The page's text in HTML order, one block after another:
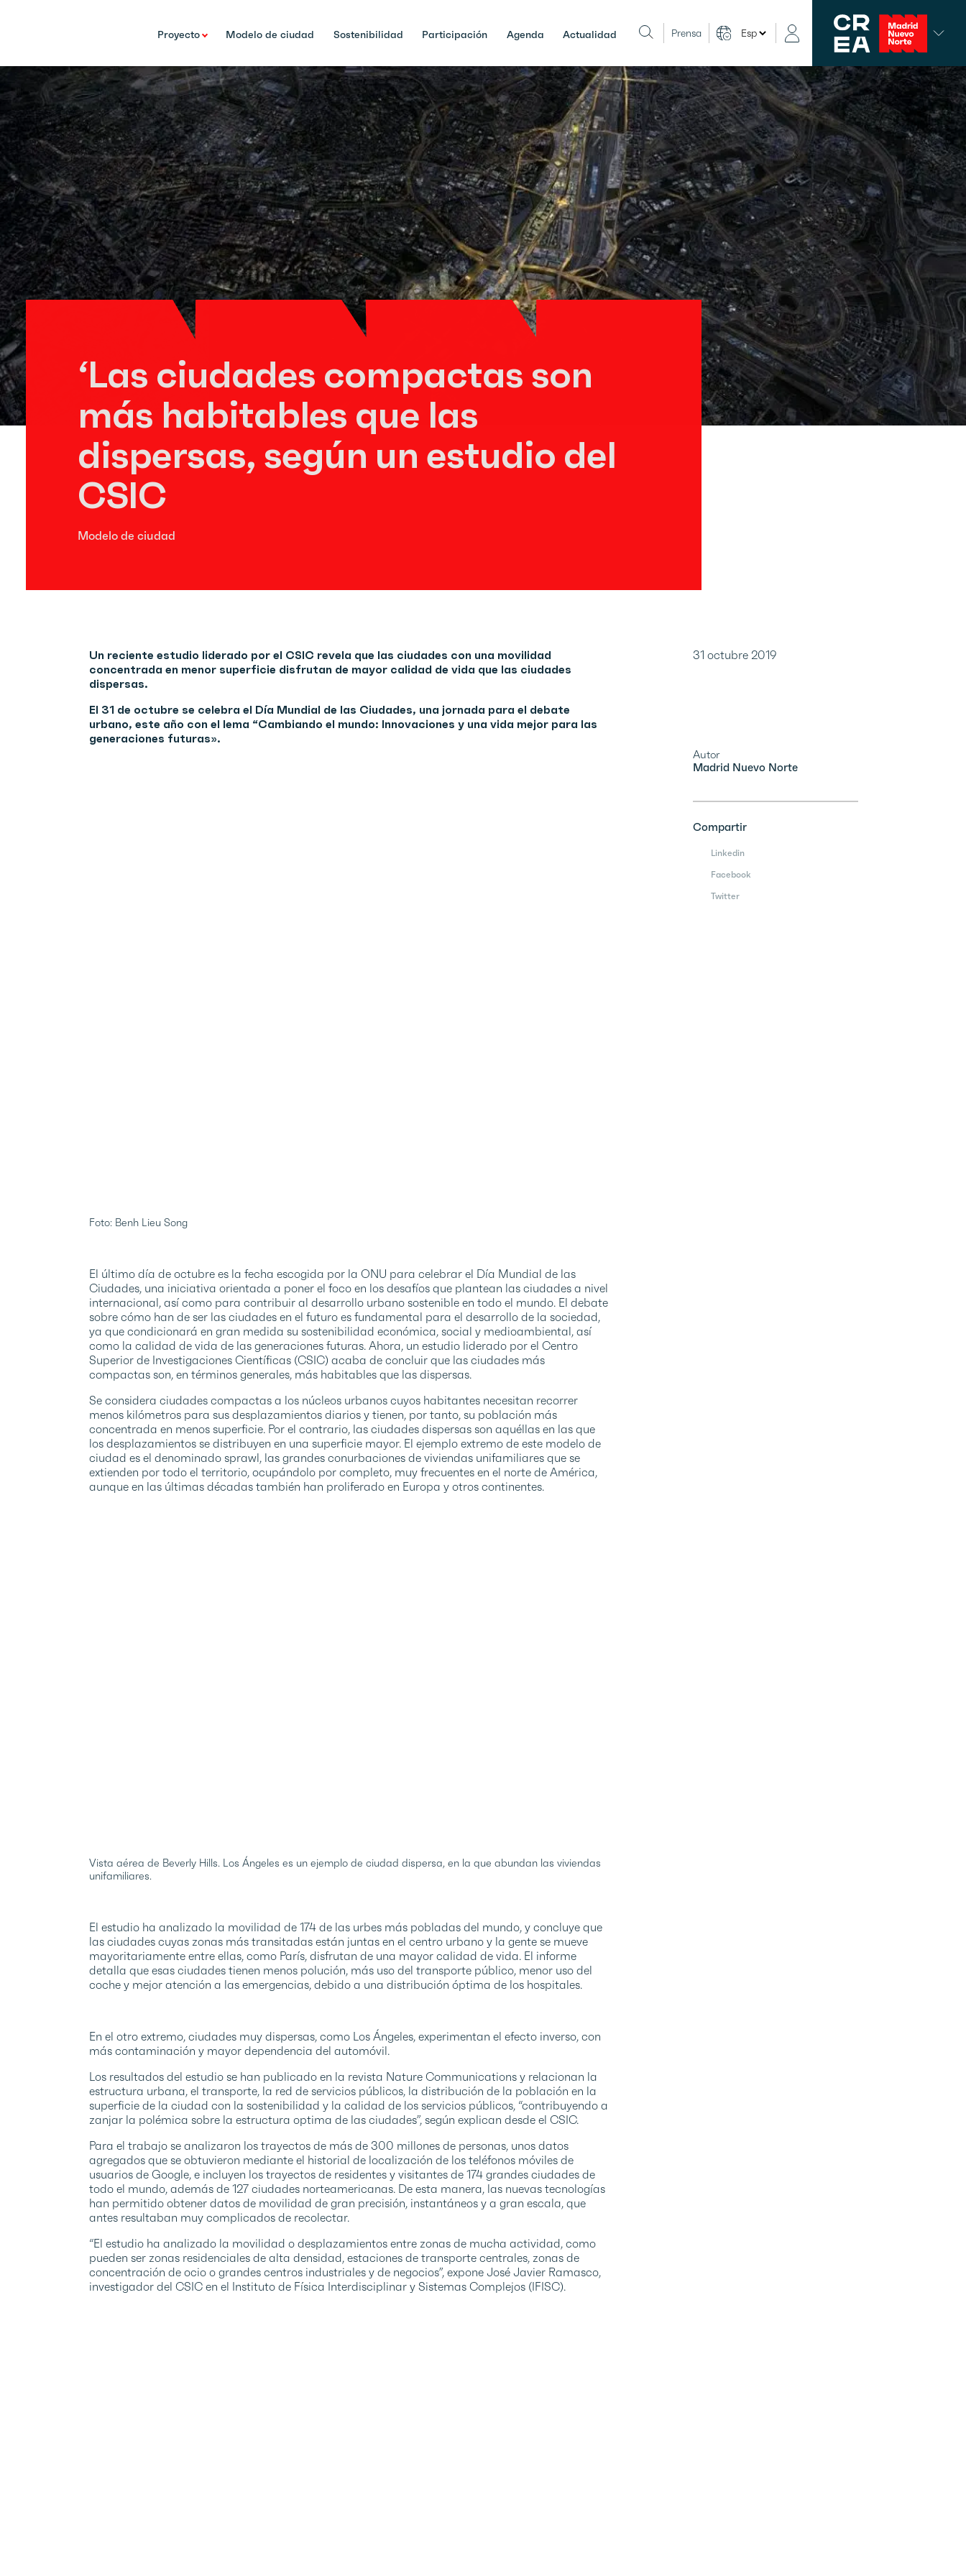
Proyecto Modelo de ciudad Sostenibilidad Participación Agenda Actualidad Prensa
‘Las ciudades compactas son
más habitables que las
dispersas, según un estudio del
CSIC
Modelo de ciudad
Un reciente estudio liderado por el CSIC revela que las ciudades con una movilidad
concentrada en menor superficie disfrutan de mayor calidad de vida que las ciudades
dispersas.
El 31 de octubre se celebra el Día Mundial de las Ciudades, una jornada para el debate
urbano, este año con el lema “Cambiando el mundo: Innovaciones y una vida mejor para las
generaciones futuras».
Foto: Benh Lieu Song
El último día de octubre es la fecha escogida por la ONU para celebrar el Día Mundial de las
Ciudades, una iniciativa orientada a poner el foco en los desafíos que plantean las ciudades a nivel
internacional, así como para contribuir al desarrollo urbano sostenible en todo el mundo. El debate
sobre cómo han de ser las ciudades en el futuro es fundamental para el desarrollo de la sociedad,
ya que condicionará en gran medida su sostenibilidad económica, social y medioambiental, así
como la calidad de vida de las generaciones futuras. Ahora, un estudio liderado por el Centro
Superior de Investigaciones Científicas (CSIC) acaba de concluir que las ciudades más
compactas son, en términos generales, más habitables que las dispersas.
Se considera ciudades compactas a los núcleos urbanos cuyos habitantes necesitan recorrer
menos kilómetros para sus desplazamientos diarios y tienen, por tanto, su población más
concentrada en menos superficie. Por el contrario, las ciudades dispersas son aquéllas en las que
los desplazamientos se distribuyen en una superficie mayor. El ejemplo extremo de este modelo de
ciudad es el denominado sprawl, las grandes conurbaciones de viviendas unifamiliares que se
extienden por todo el territorio, ocupándolo por completo, muy frecuentes en el norte de América,
aunque en las últimas décadas también han proliferado en Europa y otros continentes.
Vista aérea de Beverly Hills. Los Ángeles es un ejemplo de ciudad dispersa, en la que abundan las viviendas
unifamiliares.
El estudio ha analizado la movilidad de 174 de las urbes más pobladas del mundo, y concluye que
las ciudades cuyas zonas más transitadas están juntas en el centro urbano y la gente se mueve
mayoritariamente entre ellas, como París, disfrutan de una mayor calidad de vida. El informe
detalla que esas ciudades tienen menos polución, más uso del transporte público, menor uso del
coche y mejor atención a las emergencias, debido a una distribución óptima de los hospitales.
En el otro extremo, ciudades muy dispersas, como Los Ángeles, experimentan el efecto inverso, con
más contaminación y mayor dependencia del automóvil.
Los resultados del estudio se han publicado en la revista Nature Communications y relacionan la
estructura urbana, el transporte, la red de servicios públicos, la distribución de la población en la
superficie de la ciudad con la sostenibilidad y la calidad de los servicios públicos, “contribuyendo a
zanjar la polémica sobre la estructura optima de las ciudades”, según explican desde el CSIC.
Para el trabajo se analizaron los trayectos de más de 300 millones de personas, unos datos
agregados que se obtuvieron mediante el historial de localización de los teléfonos móviles de
usuarios de Google, e incluyen los trayectos de residentes y visitantes de 174 grandes ciudades de
todo el mundo, además de 127 ciudades norteamericanas. De esta manera, las nuevas tecnologías
han permitido obtener datos de movilidad de gran precisión, instantáneos y a gran escala, que
antes resultaban muy complicados de recolectar.
“El estudio ha analizado la movilidad o desplazamientos entre zonas de mucha actividad, como
pueden ser zonas residenciales de alta densidad, estaciones de transporte centrales, zonas de
concentración de ocio o grandes centros industriales y de negocios”, expone José Javier Ramasco,
investigador del CSIC en el Instituto de Física Interdisciplinar y Sistemas Complejos (IFISC).
31 octubre 2019
Autor
Madrid Nuevo Norte
Compartir
Linkedin
Facebook
Twitter